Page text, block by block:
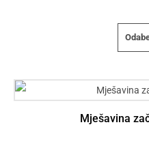
Mješavina